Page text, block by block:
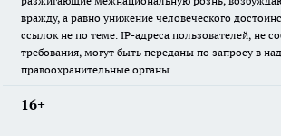
вражду, а равно унижение человеческого
ссылок не по теме. IP-адреса пользователей, не
требования, могут быть переданы по запросу в
правоохранительные органы.
16+